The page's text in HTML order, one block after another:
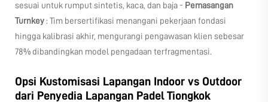
sesuai untuk rumput sintetis, kaca, dan baja - Pemasangan
Turnkey : Tim bersertifikasi menangani pekerjaan fondasi
hingga kalibrasi akhir, mengurangi pengawasan klien sebesar
78% dibandingkan model pengadaan terfragmentasi.
Opsi Kustomisasi Lapangan Indoor vs Outdoor
dari Penyedia Lapangan Padel Tiongkok